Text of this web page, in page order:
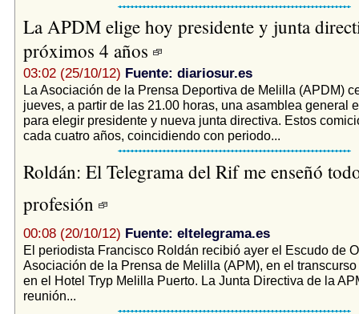
La APDM elige hoy presidente y junta
próximos 4 años
03:02 (25/10/12) Fuente: diariosur.es
La Asociación de la Prensa Deportiva de Melilla (APDM)
jueves, a partir de las 21.00 horas, una asamblea general
para elegir presidente y nueva junta directiva. Estos
cada cuatro años, coincidiendo con periodo...
Roldán: El Telegrama del Rif me enseñó
profesión
00:08 (20/10/12) Fuente: eltelegrama.es
El periodista Francisco Roldán recibió ayer el Escudo de
Asociación de la Prensa de Melilla (APM), en el
en el Hotel Tryp Melilla Puerto. La Junta Directiva de la
reunión...